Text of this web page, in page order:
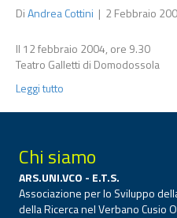
DiAndrea Cottini | 2 Febbraio
Il 12 febbraio 2004, ore 9.30
Teatro Galletti di Domodossola
Leggi tutto
Chi siamo
ARS.UNI.VCO - E.T.S.
Associazione per lo Sviluppo
della Ricerca nel Verbano Cusio